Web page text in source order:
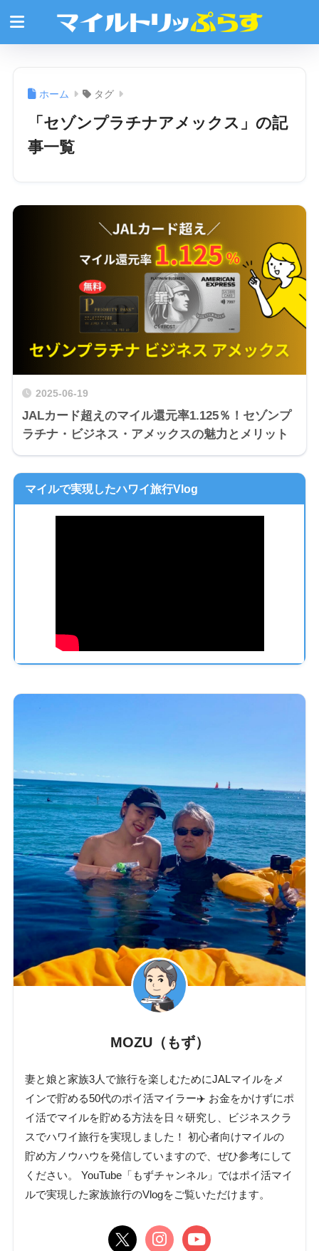
ホーム タグ
「セゾンプラチナアメックス」の記
事一覧
2025-06-19
JALカード超えのマイル還元率1.125％！セゾンプ
ラチナ・ビジネス・アメックスの魅力とメリット
マイルで実現したハワイ旅行Vlog
MOZU（もず）
妻と娘と家族3人で旅行を楽しむためにJALマイルをメ
インで貯める50代のポイ活マイラー✈️ お金をかけずにポ
イ活でマイルを貯める方法を日々研究し、ビジネスクラ
スでハワイ旅行を実現しました！ 初心者向けマイルの
貯め方ノウハウを発信していますので、ぜひ参考にして
ください。 YouTube「もずチャンネル」ではポイ活マイ
ルで実現した家族旅行のVlogをご覧いただけます。